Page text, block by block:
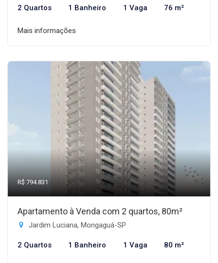
2 Quartos 1 Banheiro 1 Vaga 76 m²
Mais informações
R$ 794.831
Apartamento à Venda com 2 quartos, 80m²
Jardim Luciana, Mongaguá-SP
2 Quartos 1 Banheiro 1 Vaga 80 m²